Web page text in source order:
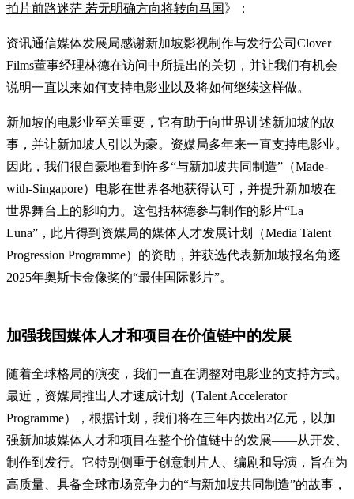
拍片前路迷茫 若无明确方向将转向马国》：
资讯通信媒体发展局感谢新加坡影视制作与发行公司Clover
Films董事经理林德在访问中所提出的关切，并让我们有机会
说明一直以来如何支持电影业以及将如何继续这样做。
新加坡的电影业至关重要，它有助于向世界讲述新加坡的故
事，并让新加坡人引以为豪。资媒局多年来一直支持电影业。
因此，我们很自豪地看到许多“与新加坡共同制造”（Made-
with-Singapore）电影在世界各地获得认可，并提升新加坡在
世界舞台上的影响力。这包括林德参与制作的影片“La
Luna”，此片得到资媒局的媒体人才发展计划（Media Talent
Progression Programme）的资助，并获选代表新加坡报名角逐
2025年奥斯卡金像奖的“最佳国际影片”。
加强我国媒体人才和项目在价值链中的发展
随着全球格局的演变，我们一直在调整对电影业的支持方式。
最近，资媒局推出人才速成计划（Talent Accelerator
Programme），根据计划，我们将在三年内拨出2亿元，以加
强新加坡媒体人才和项目在整个价值链中的发展——从开发、
制作到发行。它特别侧重于创意制片人、编剧和导演，旨在为
高质量、具备全球市场竞争力的“与新加坡共同制造”的故事，